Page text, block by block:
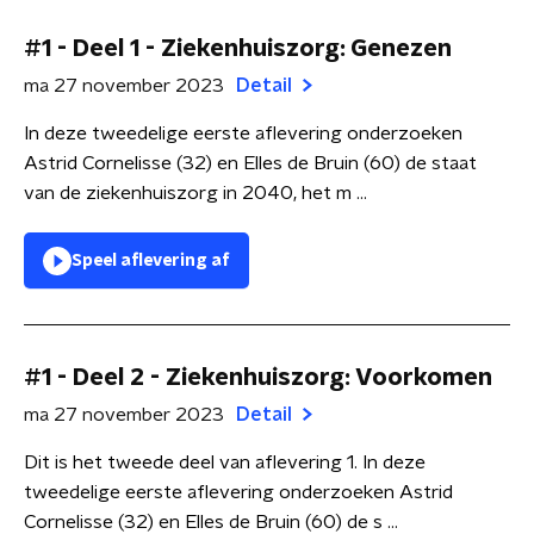
#1 - Deel 1 - Ziekenhuiszorg: Genezen
ma 27 november 2023 Detail
In deze tweedelige eerste aflevering onderzoeken
Astrid Cornelisse (32) en Elles de Bruin (60) de staat
van de ziekenhuiszorg in 2040, het m ...
Speel aflevering af
#1 - Deel 2 - Ziekenhuiszorg: Voorkomen
ma 27 november 2023 Detail
Dit is het tweede deel van aflevering 1. In deze
tweedelige eerste aflevering onderzoeken Astrid
Cornelisse (32) en Elles de Bruin (60) de s ...